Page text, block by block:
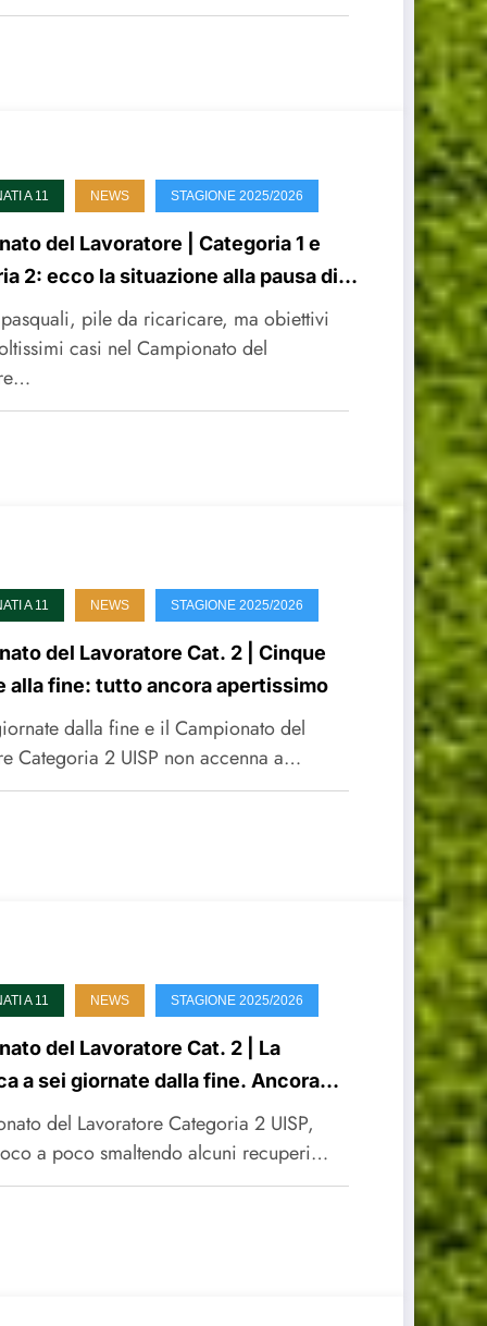
A 11 NEWS STAGIONE 2025/2026
del Lavoratore | Categoria 1 e
2: ecco la situazione alla pausa di
pile da ricaricare, ma obiettivi
casi nel Campionato del
A 11 NEWS STAGIONE 2025/2026
del Lavoratore Cat. 2 | Cinque
alla fine: tutto ancora apertissimo
dalla fine e il Campionato del
Categoria 2 UISP non accenna a…
A 11 NEWS STAGIONE 2025/2026
del Lavoratore Cat. 2 | La
a sei giornate dalla fine. Ancora
del Lavoratore Categoria 2 UISP,
a poco smaltendo alcuni recuperi…